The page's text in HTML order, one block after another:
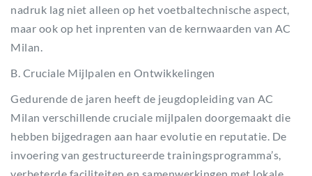
nadruk lag niet alleen op het voetbaltechnische aspect,
maar ook op het inprenten van de kernwaarden van AC
Milan.
B. Cruciale Mijlpalen en Ontwikkelingen
Gedurende de jaren heeft de jeugdopleiding van AC
Milan verschillende cruciale mijlpalen doorgemaakt die
hebben bijgedragen aan haar evolutie en reputatie. De
invoering van gestructureerde trainingsprogramma’s,